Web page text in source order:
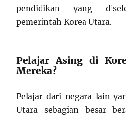
pendidikan yang
pemerintah Korea Utara.
Pelajar Asing di
Mereka?
Pelajar dari negara lain
Utara sebagian besar